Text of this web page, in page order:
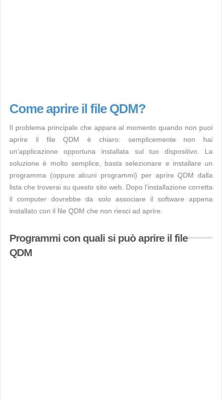
Come aprire il file QDM?
Il problema principale che appare al momento quando non puoi
aprire il file QDM è chiaro: semplicemente non hai
un’applicazione opportuna installata sul tuo dispositivo. La
soluzione è molto semplice, basta selezionare e installare un
programma (oppure alcuni programmi) per aprire QDM dalla
lista che troverai su questo sito web. Dopo l’installazione corretta
il computer dovrebbe da solo associare il software appena
installato con il file QDM che non riesci ad aprire.
Programmi con quali si può aprire il file
QDM